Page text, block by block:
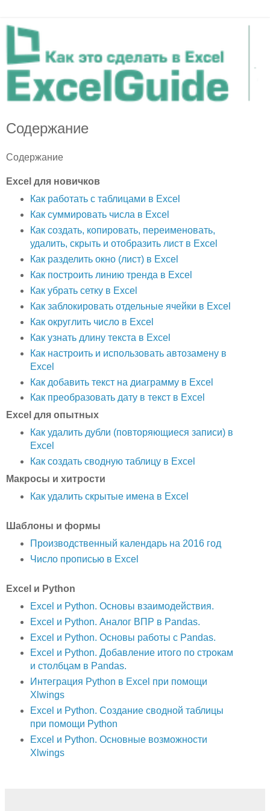
Содержание
Содержание
Excel для новичков
Как работать с таблицами в Excel
Как суммировать числа в Excel
Как создать, копировать, переименовать,
удалить, скрыть и отобразить лист в Excel
Как разделить окно (лист) в Excel
Как построить линию тренда в Excel
Как убрать сетку в Excel
Как заблокировать отдельные ячейки в Excel
Как округлить число в Excel
Как узнать длину текста в Excel
Как настроить и использовать автозамену в
Excel
Как добавить текст на диаграмму в Excel
Как преобразовать дату в текст в Excel
Excel для опытных
Как удалить дубли (повторяющиеся записи) в
Excel
Как создать сводную таблицу в Excel
Макросы и хитрости
Как удалить скрытые имена в Excel
Шаблоны и формы
Производственный календарь на 2016 год
Число прописью в Excel
Excel и Python
Excel и Python. Основы взаимодействия.
Excel и Python. Аналог ВПР в Pandas.
Excel и Python. Основы работы с Pandas.
Excel и Python. Добавление итого по строкам
и столбцам в Pandas.
Интеграция Python в Excel при помощи
Xlwings
Excel и Python. Создание сводной таблицы
при помощи Python
Excel и Python. Основные возможности
Xlwings